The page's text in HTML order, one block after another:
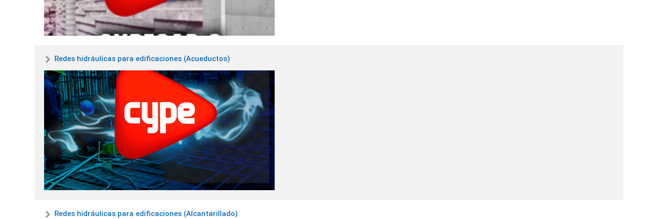
Redes hidráulicas para edificaciones (Acueductos)
Redes hidráulicas para edificaciones (Alcantarillado)